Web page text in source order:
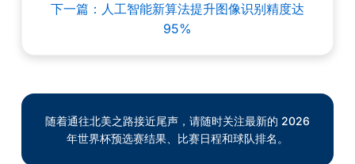
下一篇：人工智能新算法提升图像识别精度达
95%
随着通往北美之路接近尾声，请随时关注最新的 2026
年世界杯预选赛结果、比赛日程和球队排名。